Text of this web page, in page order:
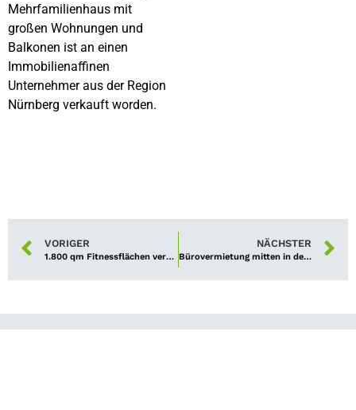
Mehrfamilienhaus mit
großen Wohnungen und
Balkonen ist an einen
Immobilienaffinen
Unternehmer aus der Region
Nürnberg verkauft worden.
VORIGER
1.800 qm Fitnessflächen vermietet
NÄCHSTER
Bürovermietung mitten in der Stadt